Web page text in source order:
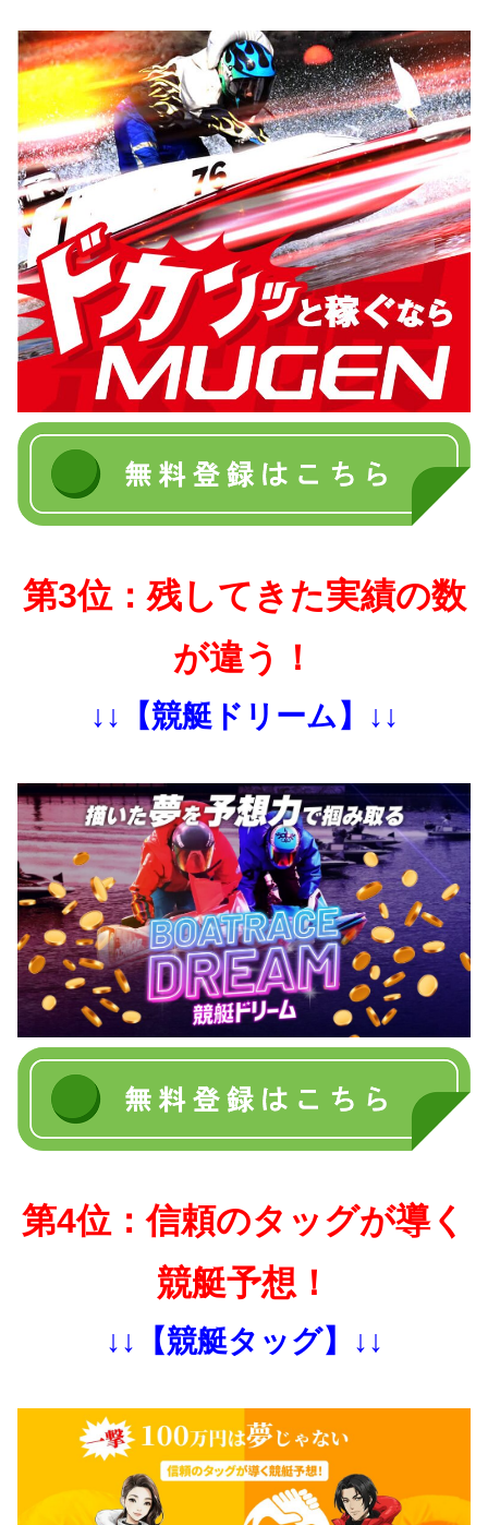
第3位：残してきた実績の数
が違う！
↓↓【競艇ドリーム】↓↓
第4位：信頼のタッグが導く
競艇予想！
↓↓【競艇タッグ】↓↓